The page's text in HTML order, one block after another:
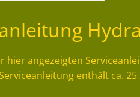
hier angezeigten
enthält ca. 25